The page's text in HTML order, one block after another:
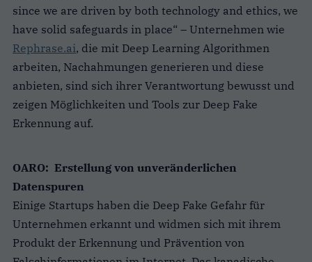
since we are driven by both technology and ethics, we
have solid safeguards in place“ – Unternehmen wie
Rephrase.ai, die mit Deep Learning Algorithmen
arbeiten, Nachahmungen generieren und diese
anbieten, sind sich ihrer Verantwortung bewusst und
zeigen Möglichkeiten und Tools zur Deep Fake
Erkennung auf.
OARO: Erstellung von unveränderlichen
Datenspuren
Einige Startups haben die Deep Fake Gefahr für
Unternehmen erkannt und widmen sich mit ihrem
Produkt der Erkennung und Prävention von